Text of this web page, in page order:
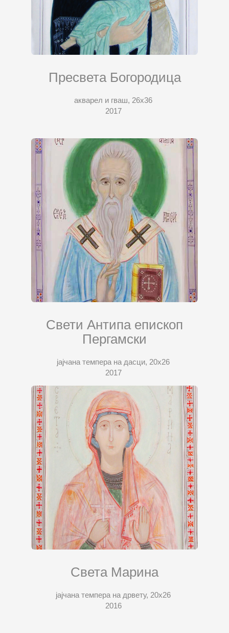
Пресвета Богородица
акварел и гваш, 26x36
2017
Свети Антипа епископ
Пергамски
јајчана темпера на дасци, 20х26
2017
Света Марина
јајчана темпера на дрвету, 20х26
2016